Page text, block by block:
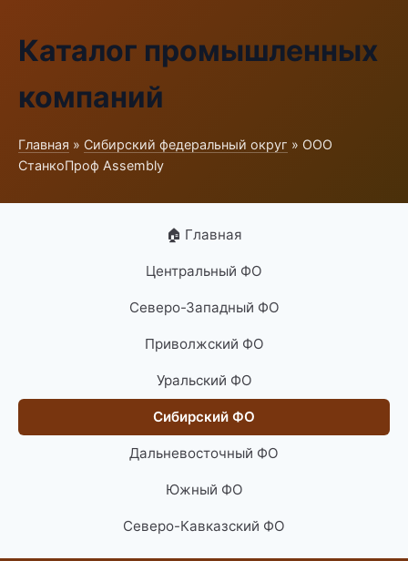
Каталог промышленных
компаний
Главная » Сибирский федеральный округ » ООО
СтанкоПроф Assembly
🏠 Главная
Центральный ФО
Северо-Западный ФО
Приволжский ФО
Уральский ФО
Сибирский ФО
Дальневосточный ФО
Южный ФО
Северо-Кавказский ФО